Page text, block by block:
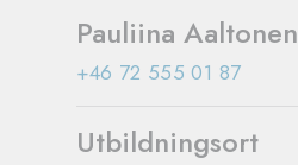
Pauliina Aaltonen
+46 72 555 01 87
Utbildningsort